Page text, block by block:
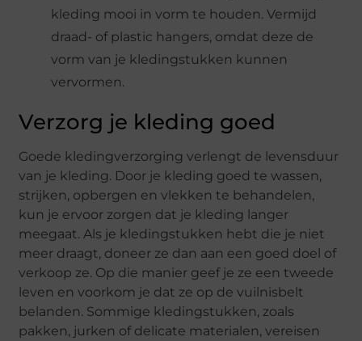
kleding mooi in vorm te houden. Vermijd
draad- of plastic hangers, omdat deze de
vorm van je kledingstukken kunnen
vervormen.
Verzorg je kleding goed
Goede kledingverzorging verlengt de levensduur
van je kleding. Door je kleding goed te wassen,
strijken, opbergen en vlekken te behandelen,
kun je ervoor zorgen dat je kleding langer
meegaat. Als je kledingstukken hebt die je niet
meer draagt, doneer ze dan aan een goed doel of
verkoop ze. Op die manier geef je ze een tweede
leven en voorkom je dat ze op de vuilnisbelt
belanden. Sommige kledingstukken, zoals
pakken, jurken of delicate materialen, vereisen